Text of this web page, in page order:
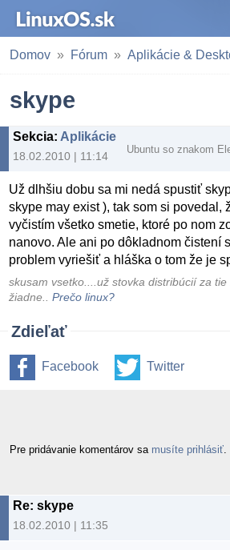
Domov Fórum Aplikácie &
skype
Sekcia: Aplikácie & Desktop
18.02.2010 | 11:14
Ubuntu so znakom
Už dlhšiu dobu sa mi nedá spustiť
skype may exist ), tak som si povedal,
vyčistím všetko smetie, ktoré po nom
nanovo. Ale ani po dôkladnom čistení
problem vyriešiť a hláška o tom že je
skusam vsetko....už stovka distribúcií za
žiadne..Prečo linux?
Zdieľať
Facebook Twitter
Pre pridávanie komentárov sa musíte prihlásiť
Re: skype
18.02.2010 | 11:35